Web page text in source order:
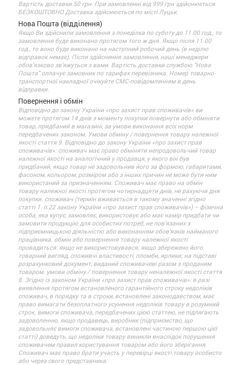
Вартість доставки 50 грн. При замовленні від 999 грн здійснюється
БЕЗКОШТОВНО Доставка здійснюється по місті Луцьк
Нова Пошта (відділення)
Якщо Ви здійснили замовлення з понеділка по суботу до 11.00 год., то
замовлення буде виконано протягом того ж дня. Якщо після 11.00
год., то воно буде виконано на наступний робочий день (в неділю
відправок немає). Після здійснення замовлення, наші менеджери
обов'язково зв'яжуться з вами. Вартість доставки службою "Нова
Пошта" оплачує замовник по тарифах перевізника. Номер товарно-
транспортної накладної очікуйте СМС-повідомленням в день
відправки.
Повернення і обмін
Відповідно до закону України «про захист прав споживачів» ви
можете протягом 14 днів з моменту покупки повернути або обміняти
товар, придбаний в магазині, за умови виконання всіх норм
передбачених законом. Умови обміну / повернення товару належної
якості стаття 9. Відповідно до закону України «про захист прав
споживачів»: споживач має право обміняти непродовольчий товар
належної якості на аналогічний у продавця, у якого він був
придбаний, якщо товар не задовольнив його за формою, габаритами,
фасоном, кольором, розміром або з інших причин не може бути ним
використаний за призначенням. Споживач має право на обмін
товару належної якості протягом чотирнадцяти днів, не рахуючи дня
покупки. споживач (термін вживається в такому значенні згідно
статті 1. п.22 закону України «про захист прав споживачів») – фізична
особа, яка купує, замовляє, використовує або має намір придбати чи
замовити продукцію для особистих потреб, не пов’язаних з
підприємницькою діяльністю або виконанням обов’язків найманого
працівника. обмін або повернення товару належної якості
провадиться: якщо не використовувався; якщо збережено його
товарний вигляд, споживчі властивості, пломби, ярлики; на підставі
розрахунковий документ, виданий споживачеві разом з проданим
товаром. умови обміну / повернення товару неналежної якості стаття
8. Згідно із законом України «про захист прав споживачів»: в разі
виявлення протягом встановленого гарантійного строку недоліків
споживач, в порядку та в строки, встановлені законодавством, має
право вимагати безоплатного усунення недоліків товару в розумний
строк. вимоги споживача, передбачених цією статтею, не підлягають
задоволенню, якщо продавець, виробник (підприємство, що
задовольняє вимоги споживача, встановлені частиною першою цієї
статті) доведуть, що недоліки товару виникли внаслідок порушення
споживачем правил користування товаром або його зберігання.
Споживач має право брати участь у перевірці якості товару особисто
або через свого представника.